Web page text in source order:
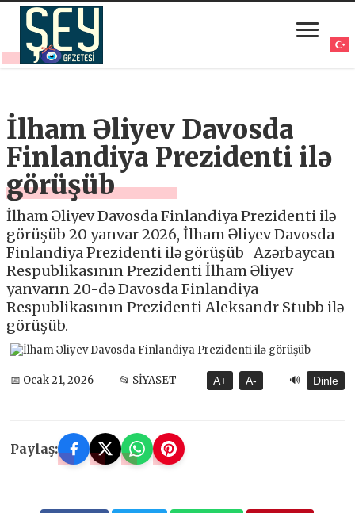
İlham Əliyev Davosda
Finlandiya Prezidenti ilə
görüşüb
İlham Əliyev Davosda Finlandiya Prezidenti ilə
görüşüb 20 yanvar 2026, İlham Əliyev Davosda
Finlandiya Prezidenti ilə görüşüb Azərbaycan
Respublikasının Prezidenti İlham Əliyev
yanvarın 20-də Davosda Finlandiya
Respublikasının Prezidenti Aleksandr Stubb ilə
görüşüb.
📅 Ocak 21, 2026 📂 SİYASET A+ A- 🔊 Dinle
Paylaş: